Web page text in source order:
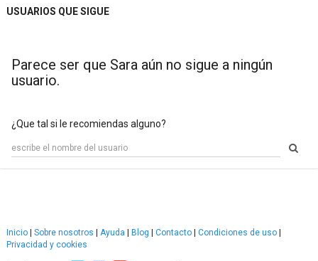
USUARIOS QUE SIGUE
Parece ser que Sara aún no sigue a ningún
usuario.
¿Que tal si le recomiendas alguno?
Inicio Sobre nosotros Ayuda Blog Contacto Condiciones de uso
Privacidad y cookies